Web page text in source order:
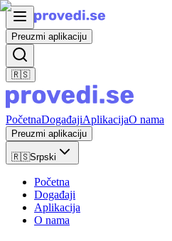
Preuzmi aplikaciju
🇷🇸
PočetnaDogađajiAplikacijaO nama
Preuzmi aplikaciju
🇷🇸Srpski
Početna
Događaji
Aplikacija
O nama